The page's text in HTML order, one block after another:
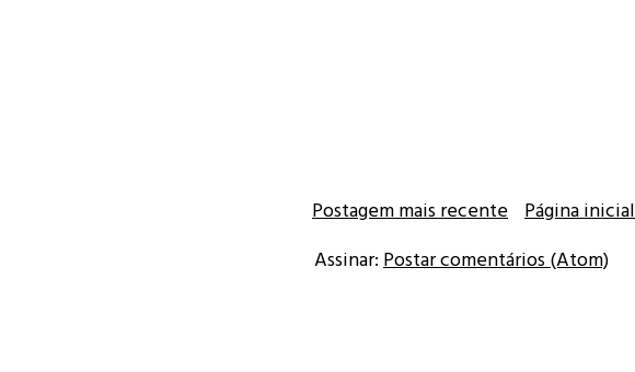
Postagem mais recente Página inicial
Assinar: Postar comentários (Atom)